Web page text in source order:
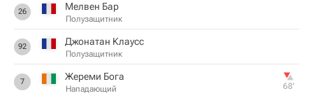
26 Мелвен Бар
Полузащитник
92 Джонатан Клаусс
Полузащитник
7 Жереми Бога
Нападающий 68‎’‎